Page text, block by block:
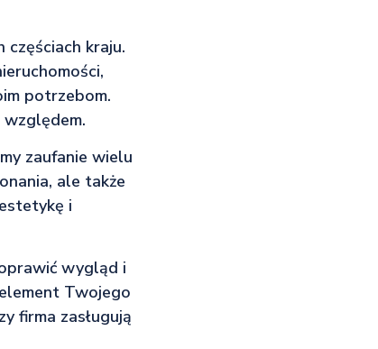
kraju.
potrzebom.
zaufanie wielu
ale także
i
wygląd i
Twojego
firma zasługują